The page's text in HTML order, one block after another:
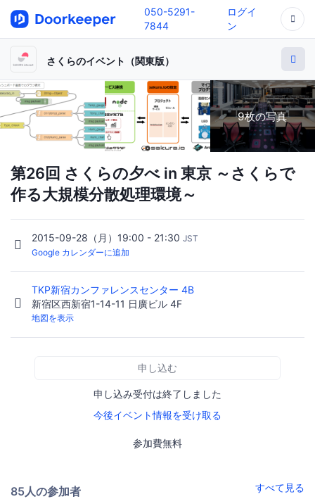
050-5291-
7844
ログイ
ン
さくらのイベント（関東版）
9枚の写真
第26回 さくらの夕べ in 東京 ～さくらで
作る大規模分散処理環境～
2015-09-28（月）19:00 - 21:30 JST
Google カレンダーに追加
TKP新宿カンファレンスセンター 4B
新宿区西新宿1-14-11 日廣ビル 4F
地図を表示
申し込む
申し込み受付は終了しました
今後イベント情報を受け取る
参加費無料
85人の参加者 すべて見る